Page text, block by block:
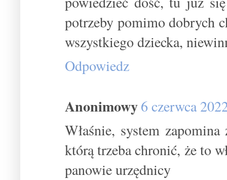
potrzeby pomimo dobrych
wszystkiego dziecka,
Odpowiedz
Anonimowy6 czerwca
Właśnie, system
którą trzeba chronić, że to
panowie urzędnicy